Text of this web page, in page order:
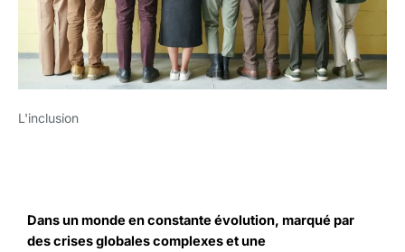
L'inclusion
Dans un monde en constante évolution, marqué par
des crises globales complexes et une